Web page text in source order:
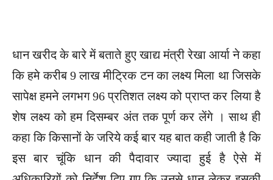
धान खरीद के बारे में बताते हुए खाद्य मंत्री रेखा आर्या ने कहा
कि हमे करीब 9 लाख मीट्रिक टन का लक्ष्य मिला था जिसके
सापेक्ष हमने लगभग 96 प्रतिशत लक्ष्य को प्राप्त कर लिया है
शेष लक्ष्य को हम दिसम्बर अंत तक पूर्ण कर लेंगे । साथ ही
कहा कि किसानों के जरिये कई बार यह बात कही जाती है कि
इस बार चूंकि धान की पैदावार ज्यादा हुई है ऐसे में